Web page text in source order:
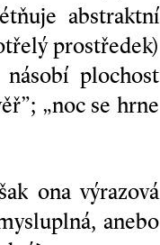
abstraktní
prostředek)
plochost
„noc se hrne
ona výrazová
anebo